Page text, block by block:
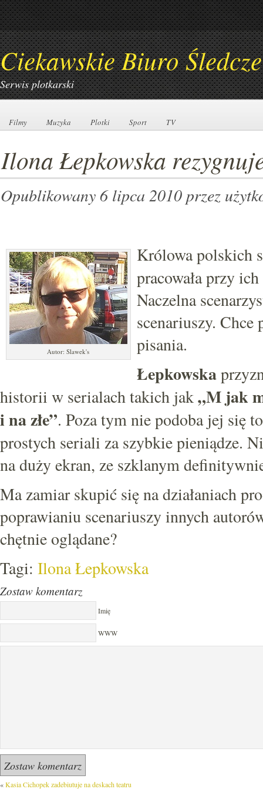
Ciekawskie Biuro Śledcze
Serwis plotkarski
Filmy
Filmy Muzyka
Muzyka Plotki
Plotki Sport
Sport TV
TV
Ilona Łepkowska
Opublikowany 6 lipca 2010przez
Autor: Slawek's
Królowa polskich
pracowała przy
Naczelna
scenariuszy.
pisania.
Łepkowska
historii w serialach takich jak„M jak
i na złe”. Poza tym nie podoba jej się
prostych seriali za szybkie pieniądze.
na duży ekran, ze szklanym
Ma zamiar skupić się na działaniach
poprawianiu scenariuszy innych
chętnie oglądane?
Tagi: Ilona Łepkowska
Zostaw komentarz
Imię
WWW
«Kasia Cichopek zadebiutuje na deskach teatru